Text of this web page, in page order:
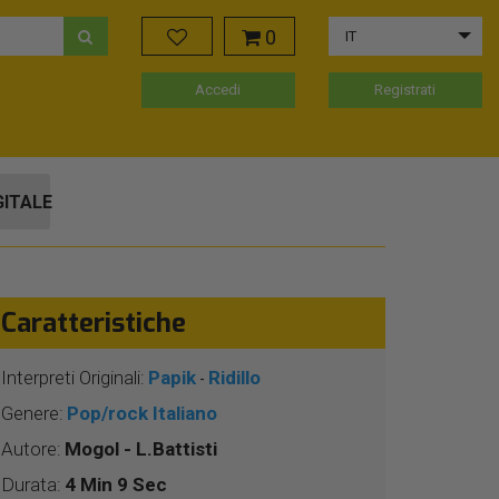
0 IT
Accedi Registrati
Caratteristiche
Interpreti Originali: Papik - Ridillo
Genere: Pop/rock Italiano
Autore: Mogol - L.Battisti
Durata: 4 Min 9 Sec